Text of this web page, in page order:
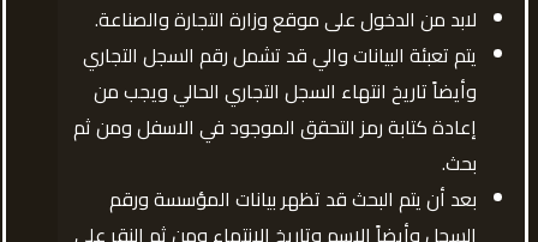
لابد من الدخول على موقع وزارة التجارة والصناعة.
يتم تعبئة البيانات والي قد تشمل رقم السجل التجاري
وأيضاً تاريخ انتهاء السجل التجاري الحالي ويجب من
إعادة كتابة رمز التحقق الموجود في الاسفل ومن ثم
بحث.
بعد أن يتم البحث قد تظهر بيانات المؤسسة ورقم